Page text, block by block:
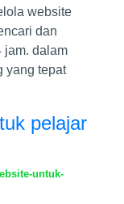
website
dan
jam. dalam
yang tepat
pelajar
untuk-